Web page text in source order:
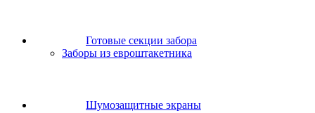
Готовые секции забора
Заборы из евроштакетника
Шумозащитные экраны